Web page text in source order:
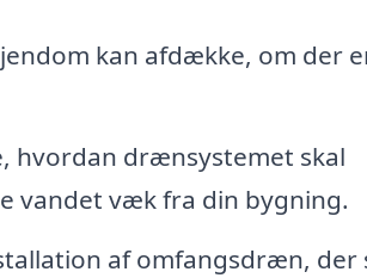
kan afdække, om der
hvordan drænsystemet skal
vandet væk fra din bygning.
af omfangsdræn, der